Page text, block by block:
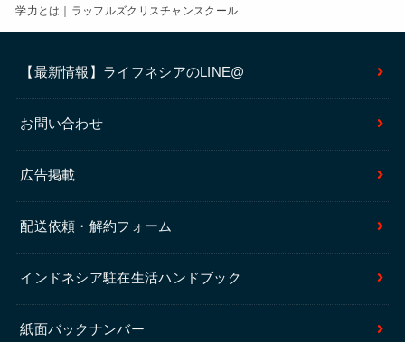
学力とは｜ラッフルズクリスチャンスクール
【最新情報】ライフネシアのLINE@
お問い合わせ
広告掲載
配送依頼・解約フォーム
インドネシア駐在生活ハンドブック
紙面バックナンバー